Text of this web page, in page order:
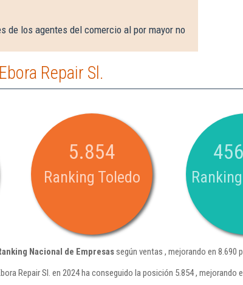
de los agentes del comercio al por mayor no
Repair Sl.
5.854
Ranking Toledo
Nacional de Empresassegún ventas , mejorando en 8.690
Repair Sl. en 2024 ha conseguido la posición 5.854 , mejorando